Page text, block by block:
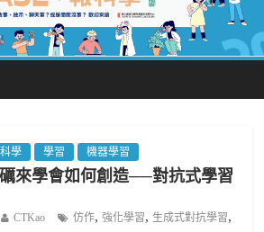
學 學習 機器學習
來學會如何創造──對抗式學習
CTKao 仿作,強化學習, 生成式對抗學習,